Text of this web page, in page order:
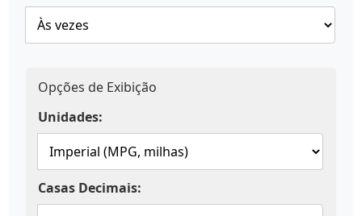
Opções de Exibição
Unidades:
Casas Decimais: